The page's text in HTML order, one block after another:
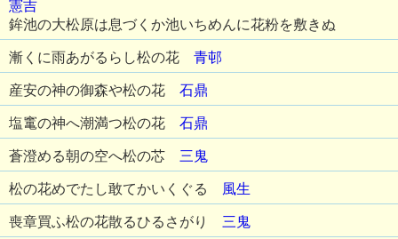
憲吉
鉾池の大松原は息づくか池いちめんに花粉を敷きぬ
漸くに雨あがるらし松の花 青邨
産安の神の御森や松の花 石鼎
塩竃の神へ潮満つ松の花 石鼎
蒼澄める朝の空へ松の芯 三鬼
松の花めでたし敢てかいくぐる 風生
喪章買ふ松の花散るひるさがり 三鬼